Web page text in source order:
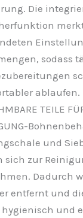
Die
sodass
ablaufen.
TEILE
und
sich zur
Dadurch
entfernt und
und